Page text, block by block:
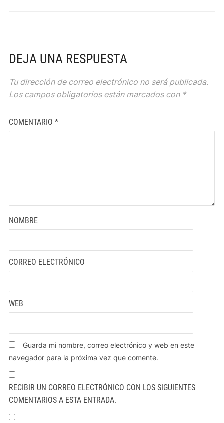
DEJA UNA RESPUESTA
Tu dirección de correo electrónico no será publicada.
Los campos obligatorios están marcados con *
COMENTARIO *
NOMBRE
CORREO ELECTRÓNICO
WEB
Guarda mi nombre, correo electrónico y web en este
navegador para la próxima vez que comente.
RECIBIR UN CORREO ELECTRÓNICO CON LOS SIGUIENTES
COMENTARIOS A ESTA ENTRADA.